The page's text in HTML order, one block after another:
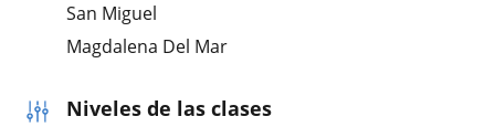
San Miguel
Magdalena Del Mar
Niveles de las clases